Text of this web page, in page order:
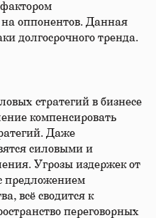
на оппонентов. Данная
долгосрочного тренда.
стратегий в бизнесе
компенсировать
Даже
силовыми и
Угрозы издержек от
предложением
всё сводится к
переговорных